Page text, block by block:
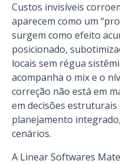
Custos invisíveis
aparecem como um
surgem como efeito
posicionado,
locais sem régua
acompanha o mix e o
correção não está em
em decisões
planejamento
cenários.
A Linear Softwares